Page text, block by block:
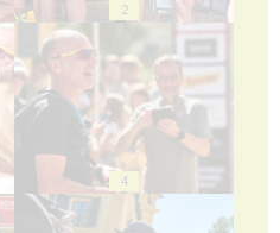
2
4